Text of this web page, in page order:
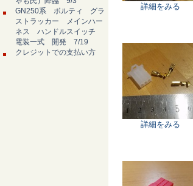
GN250系 ボルティ グラ
ストラッカー メインハー
ネス ハンドルスイッチ
電装一式 開発 7/19
クレジットでの支払い方
詳細をみる
詳細をみる